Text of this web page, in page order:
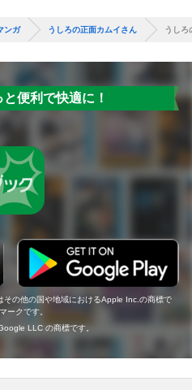
ンガ うしろの正面カムイさん うしろ
便利で快適に！
の他の国や地域におけるApple Inc.の商標で
ークです。
LLC の商標です。